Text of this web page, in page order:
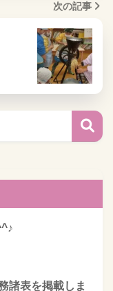
次の記事
諸表を掲載しま